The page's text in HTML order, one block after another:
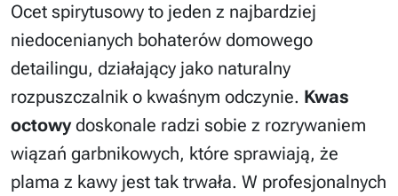
Ocet spirytusowy to jeden z najbardziej
niedocenianych bohaterów domowego
detailingu, działający jako naturalny
rozpuszczalnik o kwaśnym odczynie. Kwas
octowy doskonale radzi sobie z rozrywaniem
wiązań garbnikowych, które sprawiają, że
plama z kawy jest tak trwała. W profesjonalnych